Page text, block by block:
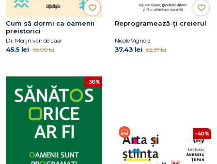
Cum să dormi ca oamenii
preistorici
Dr. Merijn van de Laar
45.5 lei 65.00 lei
Reprogramează-ți creierul
Nicole Vignola
37.43 lei 62.37 lei
-30%
-40%